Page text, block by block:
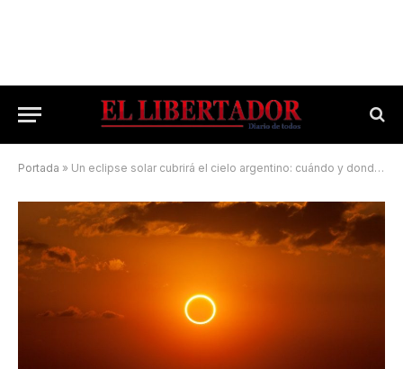
Portada » Un eclipse solar cubrirá el cielo argentino: cuándo y donde se verá